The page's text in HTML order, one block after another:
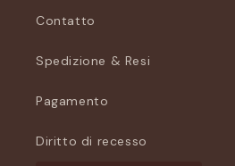
Contatto
Spedizione & Resi
Pagamento
Diritto di recesso